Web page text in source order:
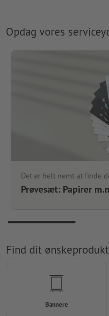
Opdag vores
Det er helt nemt at finde
Prøvesæt: Papirer
Find dit ønskeprodukt
Bannere